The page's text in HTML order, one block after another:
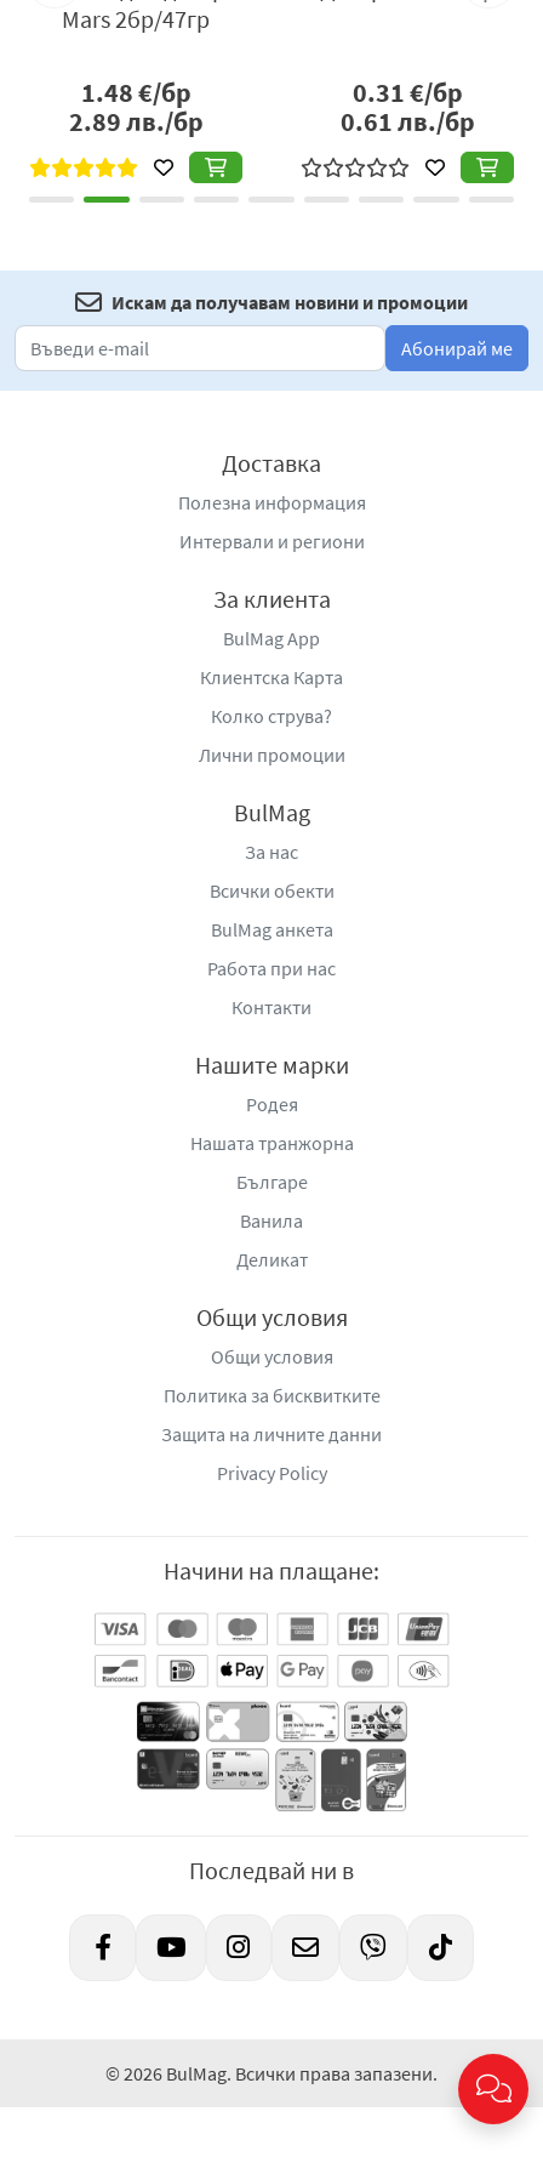
нещо сладко и ще ви зареди с настроение и енергия.
Шоколадовият десерт
е подходящ за малки и
големи, за всички, които обичат комбинацията от
карамел, шоколад и хрупкави вафли. Това е десерт,
който събужда детското в нас, връща към безгрижни
моменти и създава нови спомени на наслада.
във всяка хапка се крие нещо хрупкаво, неочаквано и
невероятно сладко!
Дистрибутор : „Нестле България“ АД, гр. София 1360,
Mars 2бр/47гр
1.48€/бр
2.89лв./бр
0.31€/бр
0.61лв./бр
Искам да получавам новини и промоции
Абонирай ме
Доставка
Полезна информация
Интервали и региони
За клиента
BulMag App
Клиентска Карта
Колко струва?
Лични промоции
BulMag
За нас
Всички обекти
BulMag анкета
Работа при нас
Контакти
Нашите марки
Родея
Нашата транжорна
Българе
Ванила
Деликат
Общи условия
Общи условия
Политика за бисквитките
Защита на личните данни
Privacy Policy
Начини на плащане:
Последвай ни в
© 2026 BulMag. Всички права запазени.